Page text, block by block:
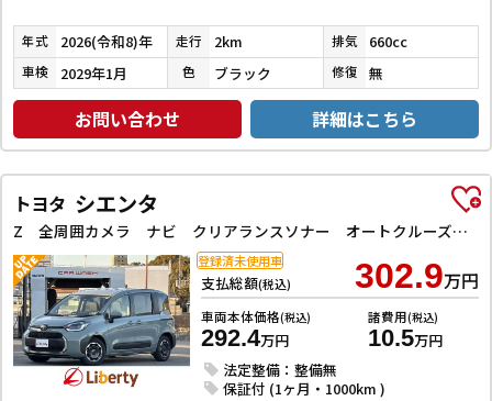
年式 2026(令和8)年 走行 2km 排気 660cc
車検 2029年1月 色 ブラック 修復 無
お問い合わせ 詳細はこちら
トヨタ シエンタ
Z 全周囲カメラ ナビ クリアランスソナー オートクルーズコントロール レーンアシスト 衝突被害軽減システム 両側スライドドア オートライト LEDヘッドランプ スマートキー 3列シート CVT USB
支払総額(税込) 302.9万円
車両本体価格(税込)
292.4万円
諸費用(税込)
10.5万円
法定整備：整備無
保証付 (1ヶ月・1000km )
登録済未使用車